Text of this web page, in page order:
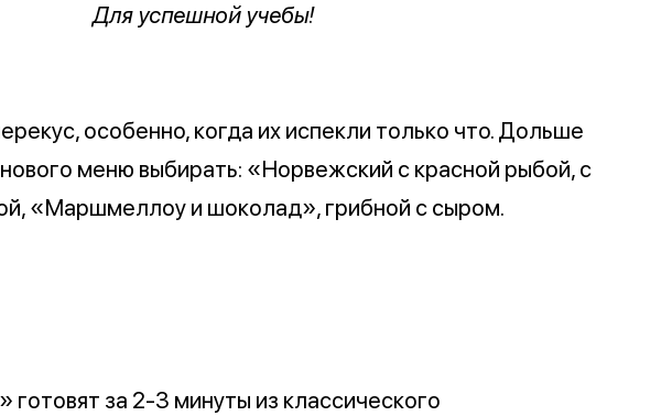
Для успешной учебы!
особенно, когда их испекли только что. Дольше
меню выбирать: «Норвежский с красной рыбой, с
«Маршмеллоу и шоколад», грибной с сыром.
готовят за 2-3 минуты из классического